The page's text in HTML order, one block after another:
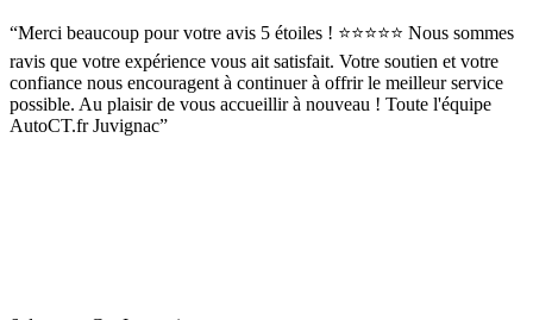
“Merci beaucoup pour votre avis 5 étoiles ! ⭐⭐⭐⭐⭐ Nous sommes
ravis que votre expérience vous ait satisfait. Votre soutien et votre
confiance nous encouragent à continuer à offrir le meilleur service
possible. Au plaisir de vous accueillir à nouveau ! Toute l'équipe
AutoCT.fr Juvignac”